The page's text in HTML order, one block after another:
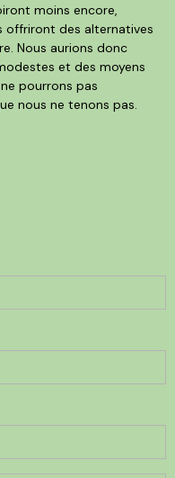
moins encore,
offriront des alternatives
Nous aurions donc
et des moyens
pourrons pas
nous ne tenons pas.